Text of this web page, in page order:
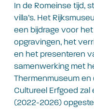
In de Romeinse tijd,
villa’s. Het
een bijdrage voor
opgravingen, het
en het presenteren
samenwerking met
Thermenmuseum
Cultureel Erfgoed
(2022-2026)